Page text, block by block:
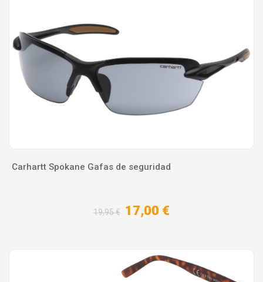
Carhartt Spokane Gafas de seguridad
19,95 € 17,00 €